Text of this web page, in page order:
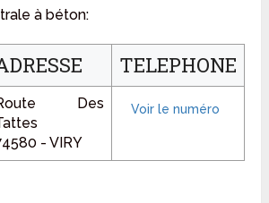
à béton:
TELEPHONE
Des
- VIRY